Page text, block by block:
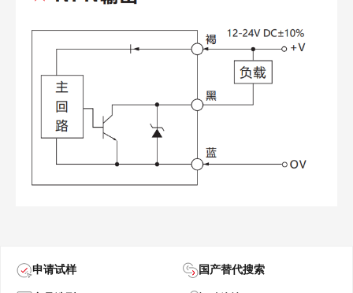
申请试样 国产替代搜索